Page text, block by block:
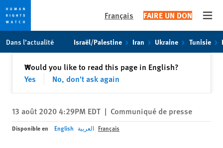
toto
content
Français FAIRE UN DON
Dans l’actualité Israël/Palestine Iran Ukraine Tunisie
Would you like to read this page in English?
Yes
No, don't ask again
✕Fermer
13 août 2020 4:29PM EDT | Communiqué de presse
Disponible en English العربية Français